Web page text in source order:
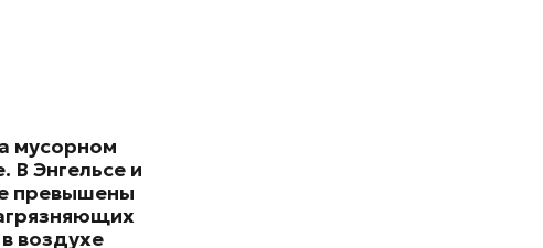
мусорном
В Энгельсе и
превышены
воздухе